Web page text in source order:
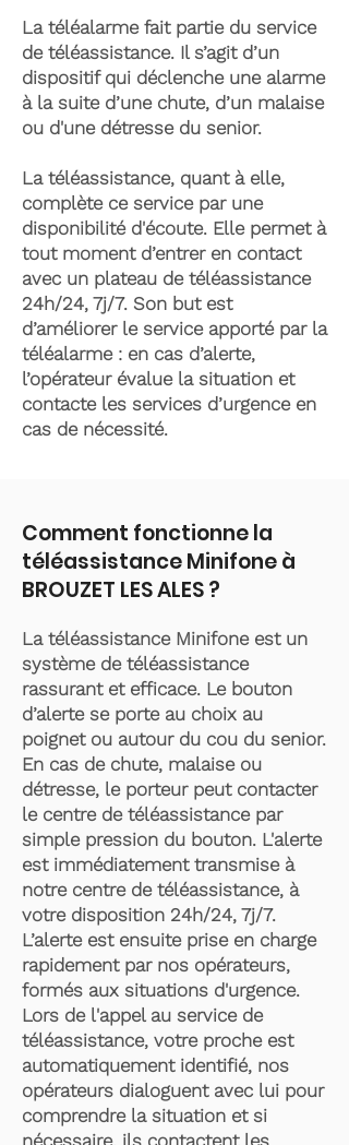
La téléalarme fait partie du service
de téléassistance. Il s’agit d’un
dispositif qui déclenche une alarme
à la suite d’une chute, d’un malaise
ou d'une détresse du senior.
La téléassistance, quant à elle,
complète ce service par une
disponibilité d'écoute. Elle permet à
tout moment d’entrer en contact
avec un plateau de téléassistance
24h/24, 7j/7. Son but est
d’améliorer le service apporté par la
téléalarme : en cas d’alerte,
l’opérateur évalue la situation et
contacte les services d’urgence en
cas de nécessité.
Comment fonctionne la
téléassistance Minifone à
BROUZET LES ALES ?
La téléassistance Minifone est un
système de téléassistance
rassurant et efficace. Le bouton
d’alerte se porte au choix au
poignet ou autour du cou du senior.
En cas de chute, malaise ou
détresse, le porteur peut contacter
le centre de téléassistance par
simple pression du bouton. L'alerte
est immédiatement transmise à
notre centre de téléassistance, à
votre disposition 24h/24, 7j/7.
L’alerte est ensuite prise en charge
rapidement par nos opérateurs,
formés aux situations d'urgence.
Lors de l'appel au service de
téléassistance, votre proche est
automatiquement identifié, nos
opérateurs dialoguent avec lui pour
comprendre la situation et si
nécessaire, ils contactent les